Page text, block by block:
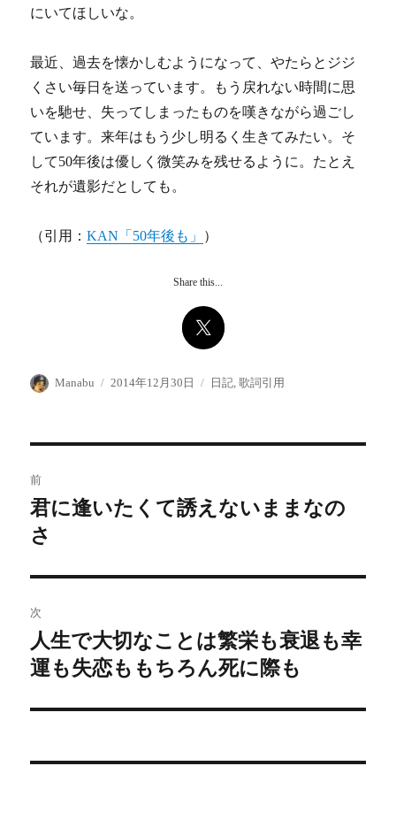
にいてほしいな。
最近、過去を懐かしむようになって、やたらとジジ
くさい毎日を送っています。もう戻れない時間に思
いを馳せ、失ってしまったものを嘆きながら過ごし
ています。来年はもう少し明るく生きてみたい。そ
して50年後は優しく微笑みを残せるように。たとえ
それが遺影だとしても。
（引用：KAN「50年後も」 ）
Share this...
投
Manabu
投
2014年12月30日
カ
日記,歌詞引用
稿
ナ
ビ
ゲ
ー
ン
前
前
の
稿:
君に逢いたくて誘えないままなの
さ
次
次
の
稿:
人生で大切なことは繁栄も衰退も幸
運も失恋ももちろん死に際も